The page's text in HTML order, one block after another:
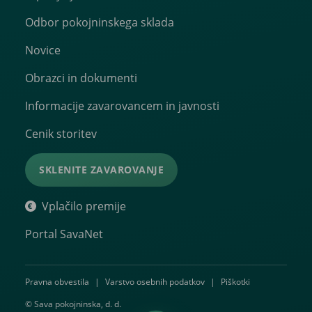
Odbor pokojninskega sklada
Novice
Obrazci in dokumenti
Informacije zavarovancem in javnosti
Cenik storitev
SKLENITE ZAVAROVANJE
Vplačilo premije
Portal SavaNet
Pravna obvestila | Varstvo osebnih podatkov |
Piškotki
© Sava pokojninska, d. d.